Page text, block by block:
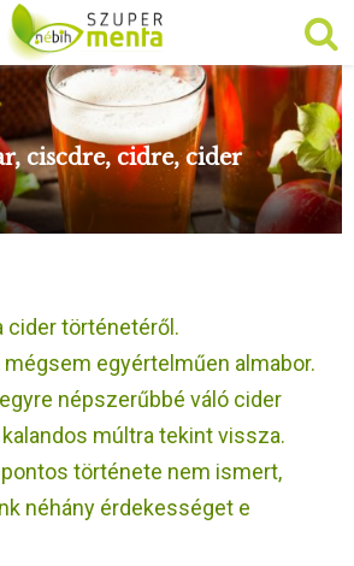
ciscdre, cidre, cider
cider történetéről.
egyértelműen almabor.
népszerűbbé váló cider
múltra tekint vissza.
története nem ismert,
néhány érdekességet e